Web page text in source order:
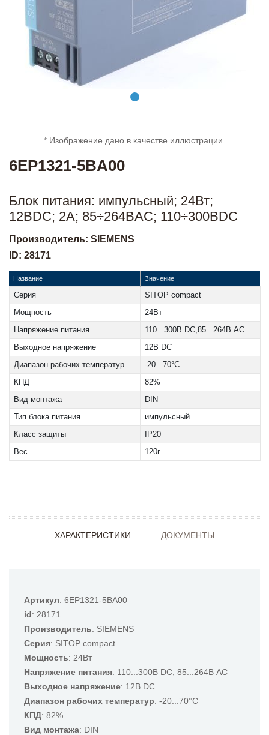
* Изображение дано в качестве иллюстрации.
6EP1321-5BA00
Блок питания: импульсный; 24Вт;
12ВDC; 2А; 85÷264ВAC; 110÷300ВDC
Производитель: SIEMENS
ID: 28171
Название Значение
Серия
SITOP compact
Мощность
24Вт
Напряжение питания
110...300В DC,85...264В AC
Выходное напряжение
12В DC
Диапазон рабочих температур
-20...70°C
КПД
82%
Вид монтажа
DIN
Тип блока питания
импульсный
Класс защиты
IP20
Вес
120г
ХАРАКТЕРИСТИКИ ДОКУМЕНТЫ
Артикул: 6EP1321-5BA00
id: 28171
Производитель: SIEMENS
Серия: SITOP compact
Мощность: 24Вт
Напряжение питания: 110...300В DC, 85...264В AC
Выходное напряжение: 12В DC
Диапазон рабочих температур: -20...70°C
КПД: 82%
Вид монтажа: DIN